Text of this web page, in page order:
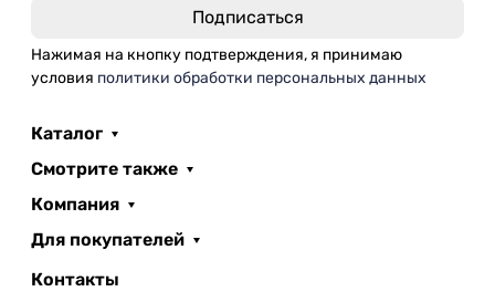
Нажимая на кнопку подтверждения, я принимаю
условия политики обработки персональных данных
Каталог
Смотрите также
Компания
Для покупателей
Контакты